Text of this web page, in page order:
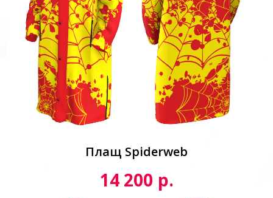
Плащ Spiderweb
14 200 р.